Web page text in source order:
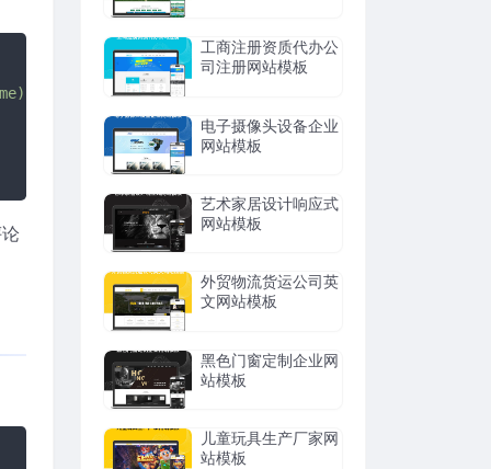
/]</a> 评论 <a href=
工商注册资质代办公
司注册网站模板
电子摄像头设备企业
网站模板
艺术家居设计响应式
网站模板
外贸物流货运公司英
文网站模板
黑色门窗定制企业网
站模板
儿童玩具生产厂家网
站模板